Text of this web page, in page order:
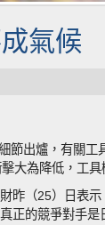
氣候
節出爐，有關
大為降低，工具
昨（25）日表
正的競爭對手